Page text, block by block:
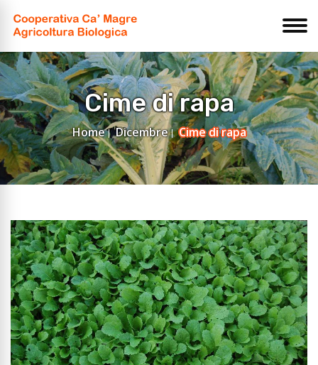
Cime di rapa
Home Dicembre Cime di rapa